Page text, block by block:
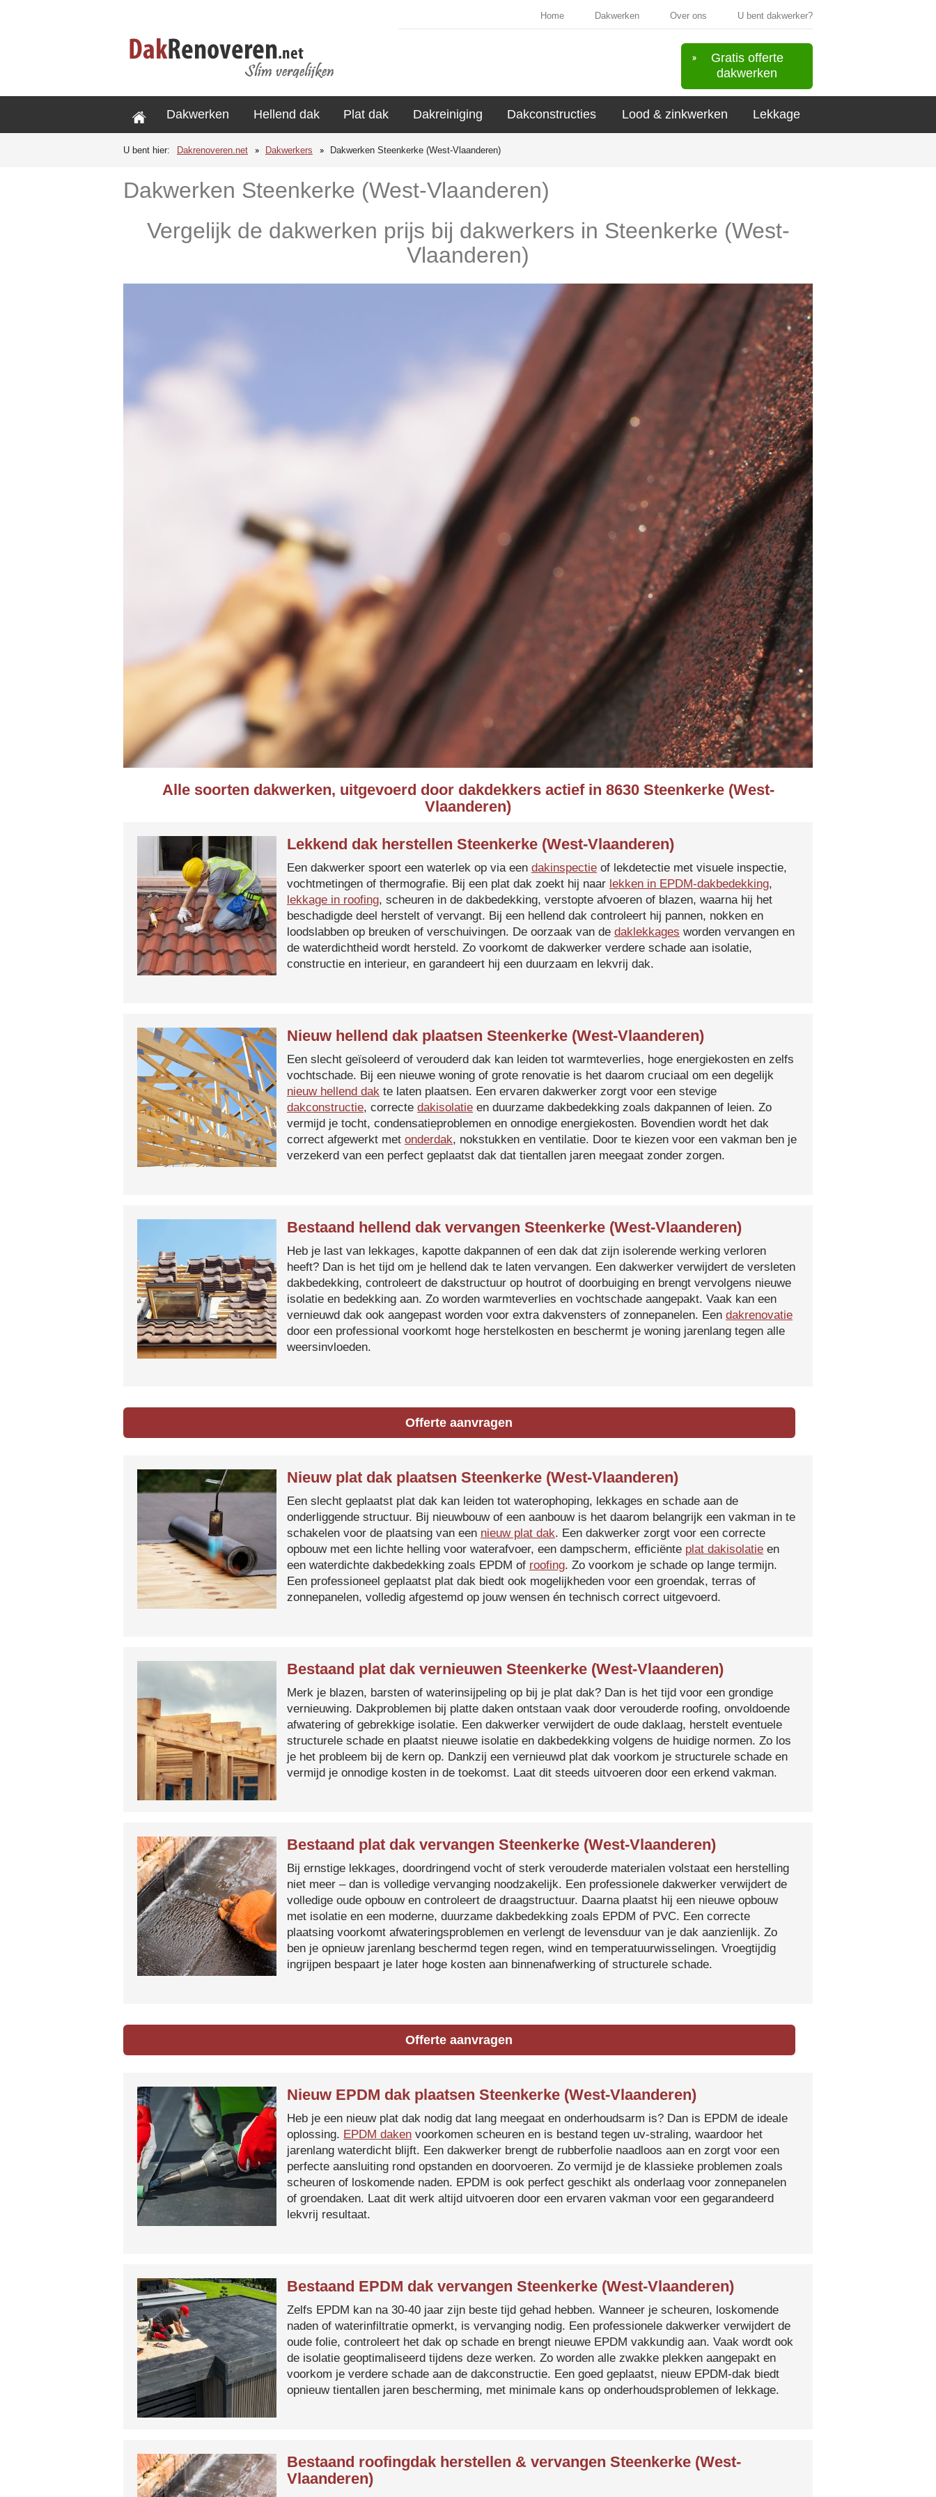
Home Dakwerken Over ons U bent dakwerker?
Gratis offerte
dakwerken
Dakwerken Hellend dak Plat dak Dakreiniging Dakconstructies Lood & zinkwerken Lekkage
U bent hier: Dakrenoveren.net Dakwerkers Dakwerken Steenkerke (West-Vlaanderen)
Dakwerken Steenkerke (West-Vlaanderen)
Vergelijk de dakwerken prijs bij dakwerkers in Steenkerke (West-
Vlaanderen)
Alle soorten dakwerken, uitgevoerd door dakdekkers actief in 8630 Steenkerke (West-
Vlaanderen)
Lekkend dak herstellen Steenkerke (West-Vlaanderen)
Een dakwerker spoort een waterlek op via een dakinspectie of lekdetectie met visuele inspectie,
vochtmetingen of thermografie. Bij een plat dak zoekt hij naar lekken in EPDM-dakbedekking,
lekkage in roofing, scheuren in de dakbedekking, verstopte afvoeren of blazen, waarna hij het
beschadigde deel herstelt of vervangt. Bij een hellend dak controleert hij pannen, nokken en
loodslabben op breuken of verschuivingen. De oorzaak van de daklekkages worden vervangen en
de waterdichtheid wordt hersteld. Zo voorkomt de dakwerker verdere schade aan isolatie,
constructie en interieur, en garandeert hij een duurzaam en lekvrij dak.
Nieuw hellend dak plaatsen Steenkerke (West-Vlaanderen)
Een slecht geïsoleerd of verouderd dak kan leiden tot warmteverlies, hoge energiekosten en zelfs
vochtschade. Bij een nieuwe woning of grote renovatie is het daarom cruciaal om een degelijk
nieuw hellend dak te laten plaatsen. Een ervaren dakwerker zorgt voor een stevige
dakconstructie, correcte dakisolatie en duurzame dakbedekking zoals dakpannen of leien. Zo
vermijd je tocht, condensatieproblemen en onnodige energiekosten. Bovendien wordt het dak
correct afgewerkt met onderdak, nokstukken en ventilatie. Door te kiezen voor een vakman ben je
verzekerd van een perfect geplaatst dak dat tientallen jaren meegaat zonder zorgen.
Bestaand hellend dak vervangen Steenkerke (West-Vlaanderen)
Heb je last van lekkages, kapotte dakpannen of een dak dat zijn isolerende werking verloren
heeft? Dan is het tijd om je hellend dak te laten vervangen. Een dakwerker verwijdert de versleten
dakbedekking, controleert de dakstructuur op houtrot of doorbuiging en brengt vervolgens nieuwe
isolatie en bedekking aan. Zo worden warmteverlies en vochtschade aangepakt. Vaak kan een
vernieuwd dak ook aangepast worden voor extra dakvensters of zonnepanelen. Een dakrenovatie
door een professional voorkomt hoge herstelkosten en beschermt je woning jarenlang tegen alle
weersinvloeden.
Offerte aanvragen
Nieuw plat dak plaatsen Steenkerke (West-Vlaanderen)
Een slecht geplaatst plat dak kan leiden tot waterophoping, lekkages en schade aan de
onderliggende structuur. Bij nieuwbouw of een aanbouw is het daarom belangrijk een vakman in te
schakelen voor de plaatsing van een nieuw plat dak. Een dakwerker zorgt voor een correcte
opbouw met een lichte helling voor waterafvoer, een dampscherm, efficiënte plat dakisolatie en
een waterdichte dakbedekking zoals EPDM of roofing. Zo voorkom je schade op lange termijn.
Een professioneel geplaatst plat dak biedt ook mogelijkheden voor een groendak, terras of
zonnepanelen, volledig afgestemd op jouw wensen én technisch correct uitgevoerd.
Bestaand plat dak vernieuwen Steenkerke (West-Vlaanderen)
Merk je blazen, barsten of waterinsijpeling op bij je plat dak? Dan is het tijd voor een grondige
vernieuwing. Dakproblemen bij platte daken ontstaan vaak door verouderde roofing, onvoldoende
afwatering of gebrekkige isolatie. Een dakwerker verwijdert de oude daklaag, herstelt eventuele
structurele schade en plaatst nieuwe isolatie en dakbedekking volgens de huidige normen. Zo los
je het probleem bij de kern op. Dankzij een vernieuwd plat dak voorkom je structurele schade en
vermijd je onnodige kosten in de toekomst. Laat dit steeds uitvoeren door een erkend vakman.
Bestaand plat dak vervangen Steenkerke (West-Vlaanderen)
Bij ernstige lekkages, doordringend vocht of sterk verouderde materialen volstaat een herstelling
niet meer – dan is volledige vervanging noodzakelijk. Een professionele dakwerker verwijdert de
volledige oude opbouw en controleert de draagstructuur. Daarna plaatst hij een nieuwe opbouw
met isolatie en een moderne, duurzame dakbedekking zoals EPDM of PVC. Een correcte
plaatsing voorkomt afwateringsproblemen en verlengt de levensduur van je dak aanzienlijk. Zo
ben je opnieuw jarenlang beschermd tegen regen, wind en temperatuurwisselingen. Vroegtijdig
ingrijpen bespaart je later hoge kosten aan binnenafwerking of structurele schade.
Offerte aanvragen
Nieuw EPDM dak plaatsen Steenkerke (West-Vlaanderen)
Heb je een nieuw plat dak nodig dat lang meegaat en onderhoudsarm is? Dan is EPDM de ideale
oplossing. EPDM daken voorkomen scheuren en is bestand tegen uv-straling, waardoor het
jarenlang waterdicht blijft. Een dakwerker brengt de rubberfolie naadloos aan en zorgt voor een
perfecte aansluiting rond opstanden en doorvoeren. Zo vermijd je de klassieke problemen zoals
scheuren of loskomende naden. EPDM is ook perfect geschikt als onderlaag voor zonnepanelen
of groendaken. Laat dit werk altijd uitvoeren door een ervaren vakman voor een gegarandeerd
lekvrij resultaat.
Bestaand EPDM dak vervangen Steenkerke (West-Vlaanderen)
Zelfs EPDM kan na 30-40 jaar zijn beste tijd gehad hebben. Wanneer je scheuren, loskomende
naden of waterinfiltratie opmerkt, is vervanging nodig. Een professionele dakwerker verwijdert de
oude folie, controleert het dak op schade en brengt nieuwe EPDM vakkundig aan. Vaak wordt ook
de isolatie geoptimaliseerd tijdens deze werken. Zo worden alle zwakke plekken aangepakt en
voorkom je verdere schade aan de dakconstructie. Een goed geplaatst, nieuw EPDM-dak biedt
opnieuw tientallen jaren bescherming, met minimale kans op onderhoudsproblemen of lekkage.
Bestaand roofingdak herstellen & vervangen Steenkerke (West-
Vlaanderen)